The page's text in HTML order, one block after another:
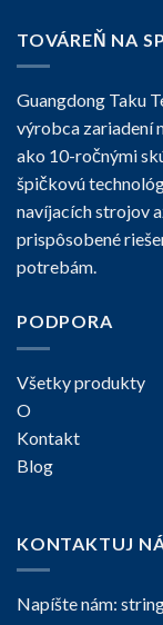
TOVÁREŇ NA
Guangdong Taku
výrobca zariadení
ako 10-ročnými
špičkovú
navíjacích strojov
prispôsobené
potrebám.
PODPORA
Všetky produkty
O
Kontakt
Blog
KONTAKTUJ
Napíšte nám: